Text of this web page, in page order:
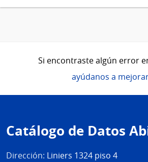
Si encontraste algún error
ayúdanos a
de
página
Catálogo de Datos
Dirección: Liniers 1324 piso 4